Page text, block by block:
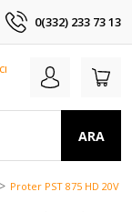
0(332) 233 73 13
ARA
Proter PST 875 HD 20V